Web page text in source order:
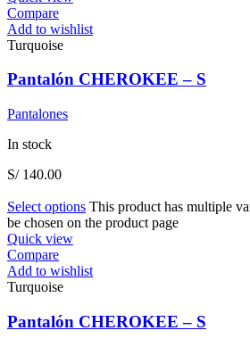
Compare
Add to wishlist
Turquoise
Pantalón CHEROKEE – S
Pantalones
In stock
S/140.00
Select options This product has multiple
be chosen on the product page
Quick view
Compare
Add to wishlist
Turquoise
Pantalón CHEROKEE – S